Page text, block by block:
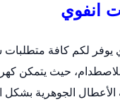
انفوي
يوفر لكم كافة متطلبات
حيث يتمكن
الجوهرية بشكل